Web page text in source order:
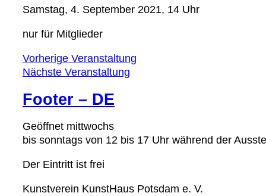
Samstag, 4. September 2021, 14 Uhr
nur für Mitglieder
Vorherige Veranstaltung
Nächste Veranstaltung
Footer – DE
Geöffnet mittwochs
bis sonntags von 12 bis 17 Uhr während der
Der Eintritt ist frei
Kunstverein KunstHaus Potsdam e. V.